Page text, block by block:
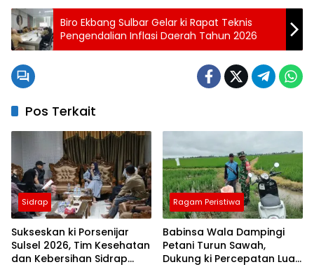
Biro Ekbang Sulbar Gelar ki Rapat Teknis
Pengendalian Inflasi Daerah Tahun 2026
Pos Terkait
Sidrap
Sukseskan ki Porsenijar
Sulsel 2026, Tim Kesehatan
dan Kebersihan Sidrap
Ragam Peristiwa
Babinsa Wala Dampingi
Petani Turun Sawah,
Dukung ki Percepatan Luas